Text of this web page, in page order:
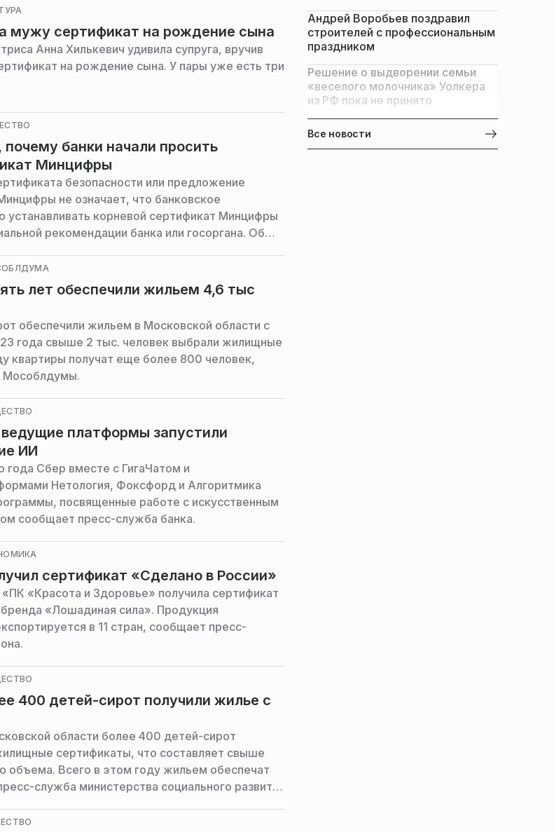
мужу сертификат на рождение сына
Анна Хилькевич удивила супруга, вручив
на рождение сына. У пары уже есть три
почему банки начали просить
Минцифры
безопасности или предложение
не означает, что банковское
устанавливать корневой сертификат Минцифры
рекомендации банка или госоргана. Об
Кокунцыков.
лет обеспечили жильем 4,6 тыс
обеспечили жильем в Московской области с
года свыше 2 тыс. человек выбрали жилищные
квартиры получат еще более 800 человек,
Мособлдумы.
платформы запустили
ИИ
года Сбер вместе с ГигаЧатом и
Нетология, Фоксфорд и Алгоритмика
посвященные работе с искусственным
сообщает пресс-служба банка.
сертификат «Сделано в России»
«Красота и Здоровье» получила сертификат
«Лошадиная сила». Продукция
в 11 стран, сообщает пресс-
400 детей-сирот получили жилье с
области более 400 детей-сирот
сертификаты, что составляет свыше
объема. Всего в этом году жильем обеспечат
служба министерства социального развития
Андрей Воробьев поздравил
строителей с профессиональным
праздником
Решение о выдворении семьи
«веселого молочника» Уолкера
из РФ пока не принято
Все новости